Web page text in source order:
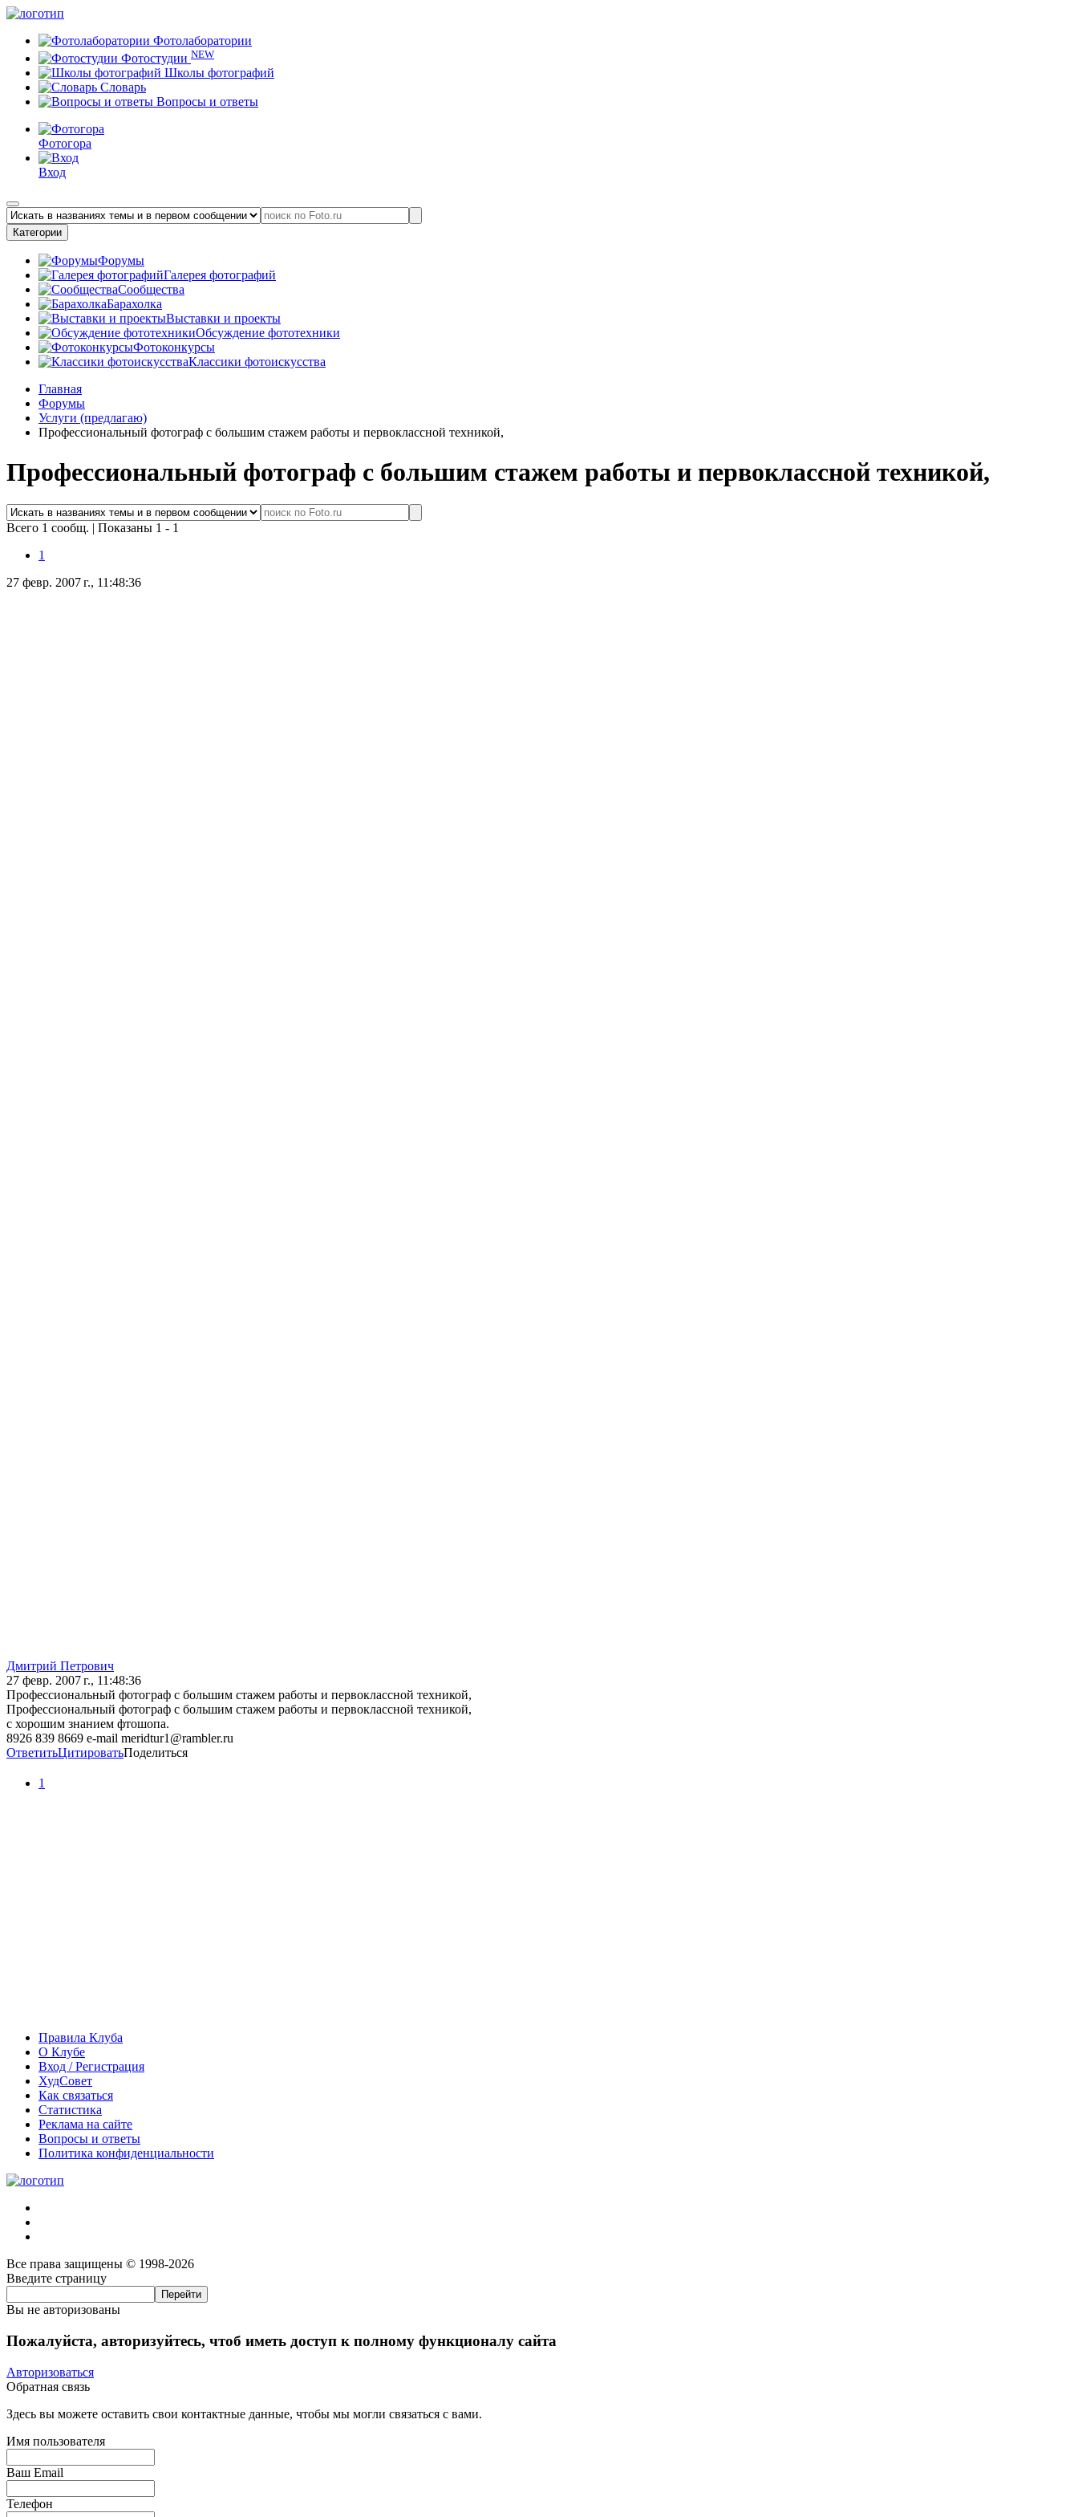
Фотолаборатории
Фотостудии NEW
Школы фотографий
Словарь
Вопросы и ответы
Фотогора
Вход
Категории
Форумы
Галерея фотографий
Сообщества
Барахолка
Выставки и проекты
Обсуждение фототехники
Фотоконкурсы
Классики фотоискусства
Главная
Форумы
Услуги (предлагаю)
Профессиональный фотограф с большим стажем работы и первоклассной техникой,
Профессиональный фотограф с большим стажем работы и первоклассной техникой,
Всего 1 сообщ. | Показаны 1 - 1
1
27 февр. 2007 г., 11:48:36
Дмитрий Петрович
27 февр. 2007 г., 11:48:36
Профессиональный фотограф с большим стажем работы и первоклассной техникой,
Профессиональный фотограф с большим стажем работы и первоклассной техникой,
с хорошим знанием фтошопа.
8926 839 8669 e-mail meridtur1@rambler.ru
ОтветитьЦитироватьПоделиться
1
Правила Клуба
О Клубе
Вход / Регистрация
ХудСовет
Как связаться
Статистика
Реклама на сайте
Вопросы и ответы
Политика конфиденциальности
Все права защищены © 1998-2026
Введите страницу
Вы не авторизованы
Пожалуйста, авторизуйтесь, чтоб иметь доступ к полному функционалу сайта
Авторизоваться
Обратная связь
Здесь вы можете оставить свои контактные данные, чтобы мы могли связаться с вами.
Имя пользователя
Ваш Email
Телефон